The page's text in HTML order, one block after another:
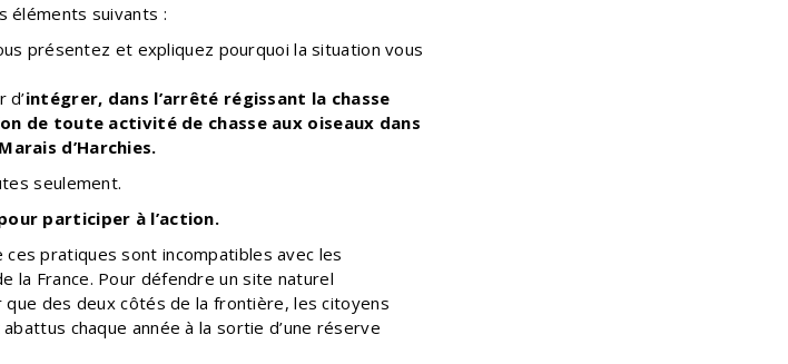
éléments suivants :
présentez et expliquez pourquoi la situation vous
d’intégrer, dans l’arrêté régissant la chasse
de toute activité de chasse aux oiseaux dans
d’Harchies.
seulement.
participer à l’action.
pratiques sont incompatibles avec les
la France. Pour défendre un site naturel
des deux côtés de la frontière, les citoyens
chaque année à la sortie d’une réserve